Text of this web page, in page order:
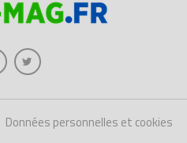
Données personnelles et cookies